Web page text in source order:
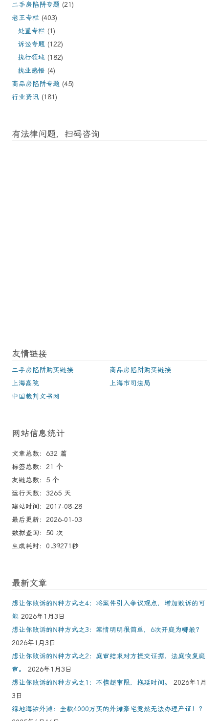
二手房陷阱专题 (21)
老王专栏 (403)
处置专栏 (1)
诉讼专题 (122)
执行领域 (182)
执业感悟 (4)
商品房陷阱专题 (45)
行业资讯 (181)
有法律问题，扫码咨询
友情链接
二手房陷阱购买链接
商品房陷阱购买链接
上海高院
上海市司法局
中国裁判文书网
网站信息统计
文章总数：632 篇
标签总数：21 个
友链总数：5 个
运行天数：3265 天
建站时间：2017-08-28
最后更新：2026-01-03
数据查询：50 次
生成耗时：0.39271秒
最新文章
想让你败诉的N种方式之4：将案件引入争议观点，增加败诉的可
能 2026年1月3日
想让你败诉的N种方式之3：案情明明很简单，6次开庭为哪般？
2026年1月3日
想让你败诉的N种方式之2：庭审结束对方提交证据，法庭恢复庭
审。
2026年1月3日
想让你败诉的N种方式之1：不惜超审限，拖延时间。
2026年1月
3日
绿地海铂外滩：全款4000万买的外滩豪宅竟然无法办理产证！？